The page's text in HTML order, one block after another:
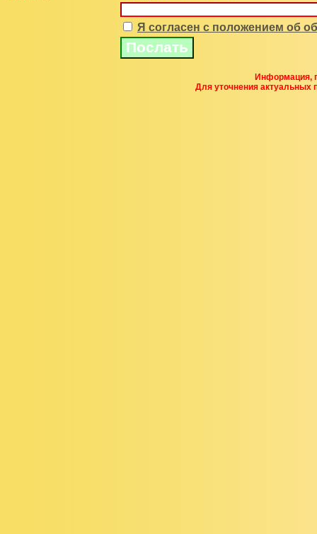
Я согласен с положением об
Информация,
Для уточнения актуальных